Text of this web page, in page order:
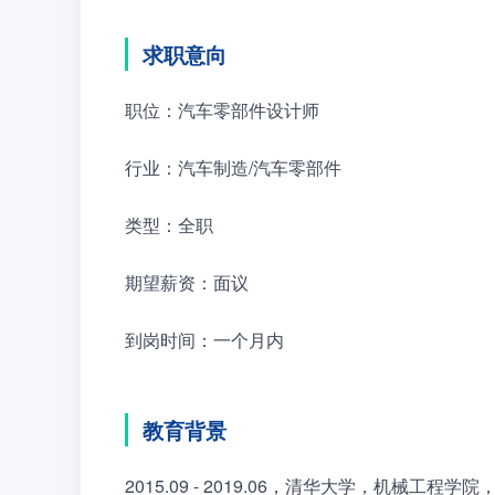
求职意向
职位：汽车零部件设计师
行业：汽车制造/汽车零部件
类型：全职
期望薪资：面议
到岗时间：一个月内
教育背景
2015.09 - 2019.06，清华大学，机械工程学院